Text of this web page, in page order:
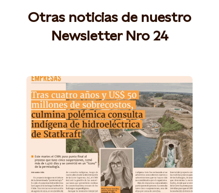
Otras noticias de nuestro
Newsletter Nro 24